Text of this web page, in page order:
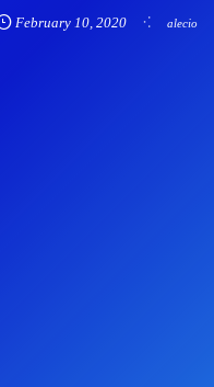
February 10 ,2020 alecio